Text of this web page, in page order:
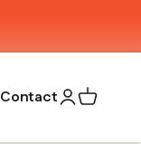
ContactOuvrir le
Voir mon